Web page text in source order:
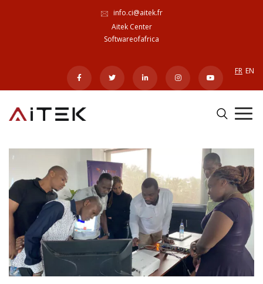
info.ci@aitek.fr
Aitek Center
Softwareofafrica
FR EN